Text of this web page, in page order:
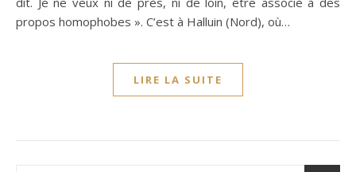
propos homophobes ». C’est à Halluin (Nord), où…
LIRE LA SUITE